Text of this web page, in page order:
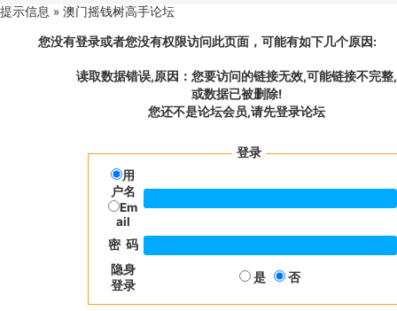
提示信息 » 澳门摇钱树高手论坛
您没有登录或者您没有权限访问此页面，可能有如下几个原因:
读取数据错误,原因：您要访问的链接无效,可能链接不完整,
或数据已被删除!
您还不是论坛会员,请先登录论坛
登录
用
户名
Em
ail
密 码
隐身
登录
是 否